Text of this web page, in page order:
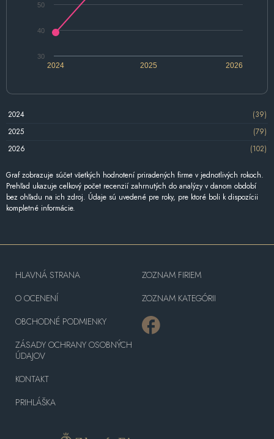
2024 2026
2025
30
40
50
2024
(39)
2025
(79)
2026
(102)
Graf zobrazuje súčet všetkých hodnotení priradených firme v jednotlivých rokoch.
Prehľad ukazuje celkový počet recenzií zahrnutých do analýzy v danom období
bez ohľadu na ich zdroj. Údaje sú uvedené pre roky, pre ktoré boli k dispozícii
kompletné informácie.
HLAVNÁ STRANA
O OCENENÍ
OBCHODNÉ PODMIENKY
ZÁSADY OCHRANY OSOBNÝCH
ÚDAJOV
KONTAKT
PRIHLÁŠKA
ZOZNAM FIRIEM
ZOZNAM KATEGÓRII